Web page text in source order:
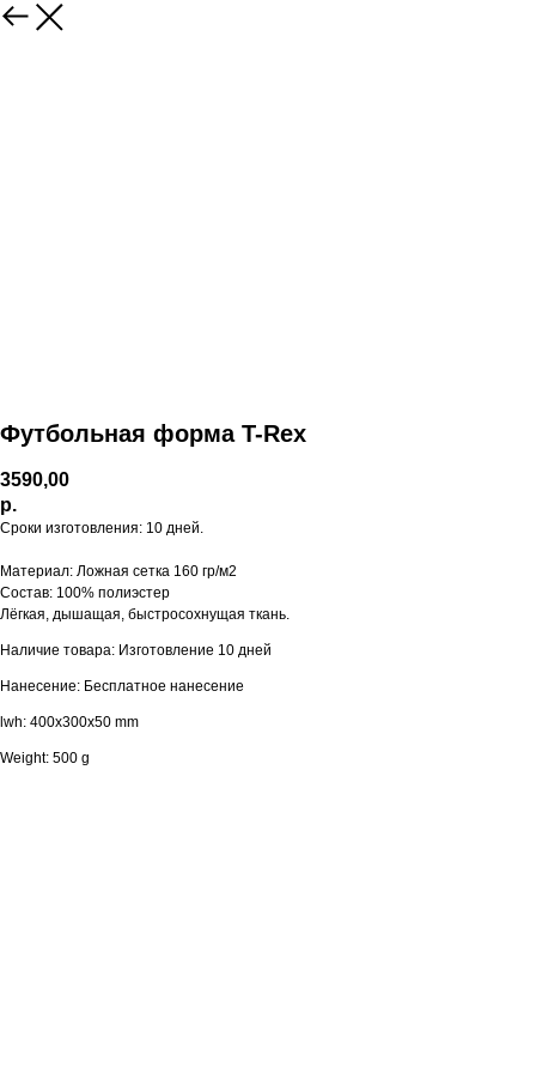
Футбольная форма T-Rex
3590,00
р.
Сроки изготовления: 10 дней.
Материал: Ложная сетка 160 гр/м2
Состав: 100% полиэстер
Лёгкая, дышащая, быстросохнущая ткань.
Наличие товара: Изготовление 10 дней
Нанесение: Бесплатное нанесение
lwh: 400x300x50 mm
Weight: 500 g